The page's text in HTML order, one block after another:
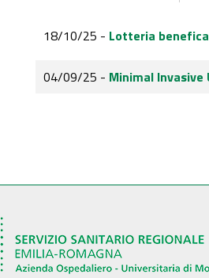
18/10/25 - Lotteria
04/09/25 - Minimal